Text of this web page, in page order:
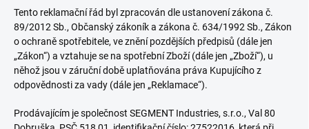
Tento reklamační řád byl zpracován dle ustanovení zákona č.
89/2012 Sb., Občanský zákoník a zákona č. 634/1992 Sb., Zákon
o ochraně spotřebitele, ve znění pozdějších předpisů (dále jen
„Zákon“) a vztahuje se na spotřební Zboží (dále jen „Zboží“), u
něhož jsou v záruční době uplatňována práva Kupujícího z
odpovědnosti za vady (dále jen „Reklamace“).
Prodávajícím je společnost SEGMENT Industries, s.r.o., Val 80